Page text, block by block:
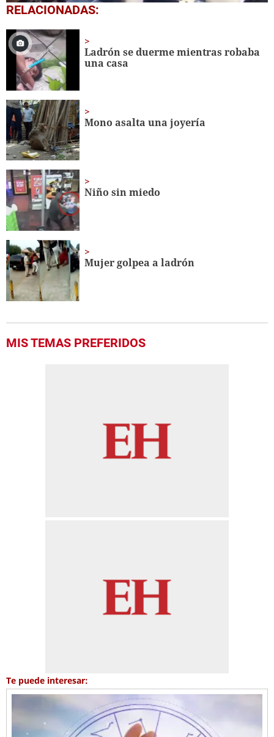
0
seconds
34
seconds
RELACIONADAS:
Ladrón se duerme mientras robaba
una casa
Mono asalta una joyería
Niño sin miedo
Mujer golpea a ladrón
MIS TEMAS PREFERIDOS
Te puede interesar: